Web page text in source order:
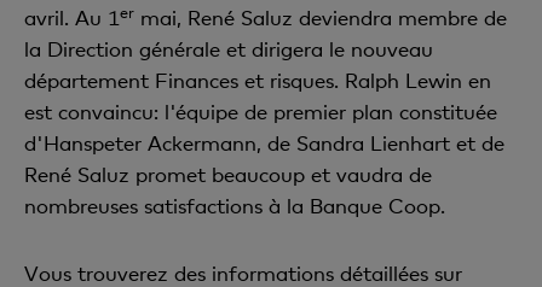
avril. Au 1er mai, René Saluz deviendra membre de
la Direction générale et dirigera le nouveau
département Finances et risques. Ralph Lewin en
est convaincu: l'équipe de premier plan constituée
d'Hanspeter Ackermann, de Sandra Lienhart et de
René Saluz promet beaucoup et vaudra de
nombreuses satisfactions à la Banque Coop.
Vous trouverez des informations détaillées sur